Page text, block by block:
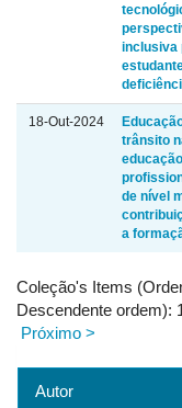
inclusiva
18-Out-2024
trânsito
educação
de nível
a
Coleção's Items
Descendente ordem):
Próximo >
Autor